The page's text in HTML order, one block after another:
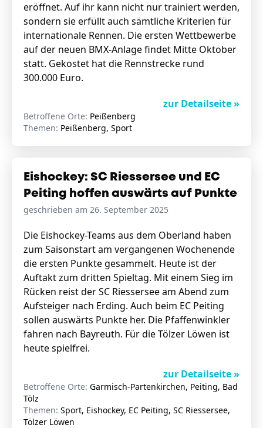
eröffnet. Auf ihr kann nicht nur trainiert werden,
sondern sie erfüllt auch sämtliche Kriterien für
internationale Rennen. Die ersten Wettbewerbe
auf der neuen BMX-Anlage findet Mitte Oktober
statt. Gekostet hat die Rennstrecke rund
300.000 Euro.
zur Detailseite »
Betroffene Orte: Peißenberg
Themen: Peißenberg, Sport
Eishockey: SC Riessersee und EC
Peiting hoffen auswärts auf Punkte
geschrieben am 26. September 2025
Die Eishockey-Teams aus dem Oberland haben
zum Saisonstart am vergangenen Wochenende
die ersten Punkte gesammelt. Heute ist der
Auftakt zum dritten Spieltag. Mit einem Sieg im
Rücken reist der SC Riessersee am Abend zum
Aufsteiger nach Erding. Auch beim EC Peiting
sollen auswärts Punkte her. Die Pfaffenwinkler
fahren nach Bayreuth. Für die Tölzer Löwen ist
heute spielfrei.
zur Detailseite »
Betroffene Orte: Garmisch-Partenkirchen, Peiting, Bad
Tölz
Themen: Sport, Eishockey, EC Peiting, SC Riessersee,
Tölzer Löwen